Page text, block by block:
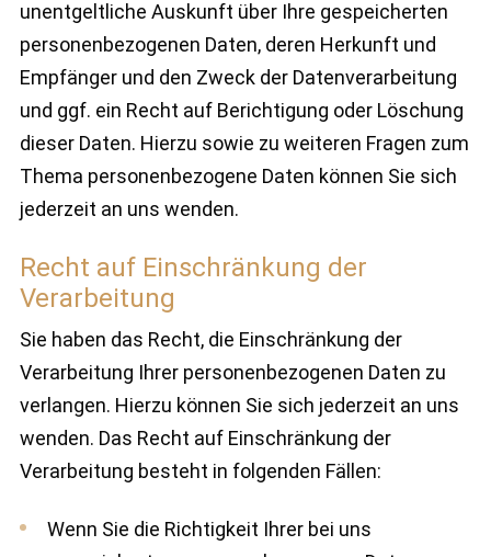
unentgeltliche Auskunft über Ihre gespeicherten
personenbezogenen Daten, deren Herkunft und
Empfänger und den Zweck der Datenverarbeitung
und ggf. ein Recht auf Berichtigung oder Löschung
dieser Daten. Hierzu sowie zu weiteren Fragen zum
Thema personenbezogene Daten können Sie sich
jederzeit an uns wenden.
Recht auf Einschränkung der
Verarbeitung
Sie haben das Recht, die Einschränkung der
Verarbeitung Ihrer personenbezogenen Daten zu
verlangen. Hierzu können Sie sich jederzeit an uns
wenden. Das Recht auf Einschränkung der
Verarbeitung besteht in folgenden Fällen:
Wenn Sie die Richtigkeit Ihrer bei uns